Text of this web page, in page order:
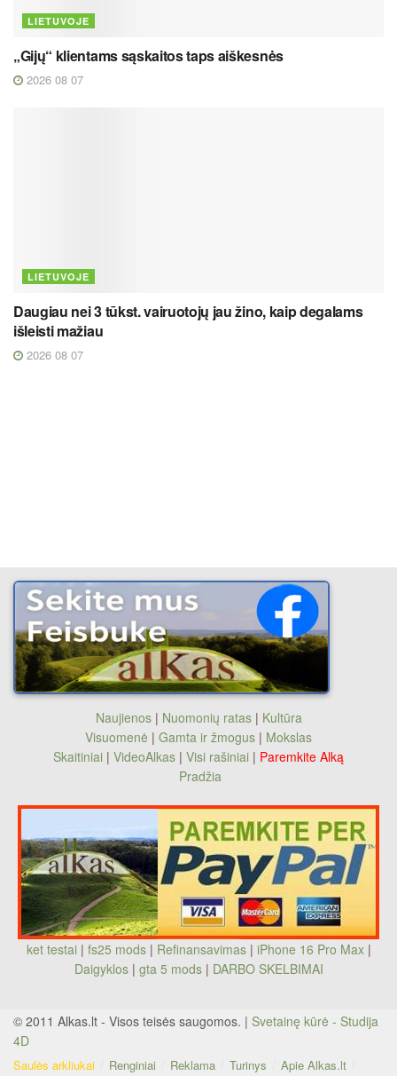
LIETUVOJE
„Gijų“ klientams sąskaitos taps aiškesnės
2026 08 07
LIETUVOJE
Daugiau nei 3 tūkst. vairuotojų jau žino, kaip degalams
išleisti mažiau
2026 08 07
Naujienos| Nuomonių ratas| Kultūra
Visuomenė | Gamta ir žmogus | Mokslas
Skaitiniai | VideoAlkas | Visi rašiniai | Paremkite Alką
Pradžia
ket testai | fs25 mods| Refinansavimas| iPhone 16 Pro Max|
Daigyklos| gta 5 mods | DARBO SKELBIMAI
© 2011 Alkas.lt - Visos teisės saugomos. | Svetainę kūrė - Studija
4D
Saulės arkliukai Renginiai Reklama Turinys Apie Alkas.lt